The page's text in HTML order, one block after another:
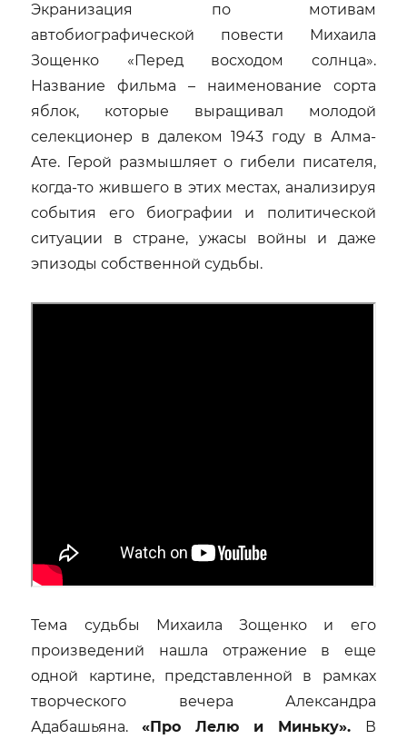
Экранизация по мотивам
автобиографической повести Михаила
Зощенко «Перед восходом солнца».
Название фильма – наименование сорта
яблок, которые выращивал молодой
селекционер в далеком 1943 году в Алма-
Ате. Герой размышляет о гибели писателя,
когда-то жившего в этих местах, анализируя
события его биографии и политической
ситуации в стране, ужасы войны и даже
эпизоды собственной судьбы.
Тема судьбы Михаила Зощенко и его
произведений нашла отражение в еще
одной картине, представленной в рамках
творческого вечера Александра
Адабашьяна.«Про Лелю и Миньку». В